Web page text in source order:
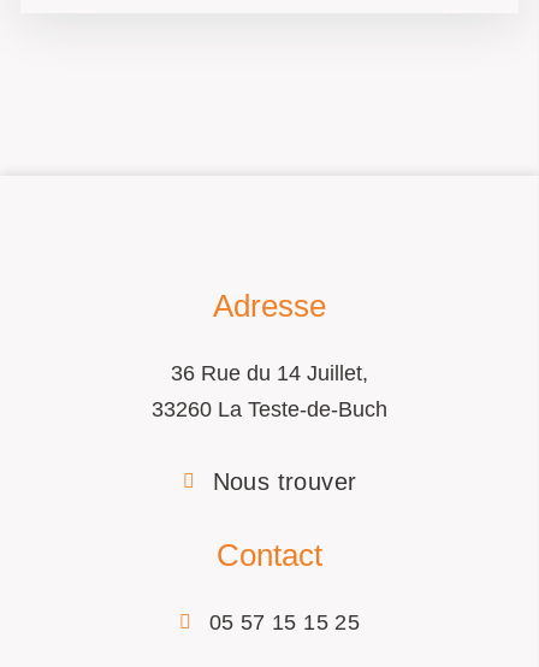
Adresse
36 Rue du 14 Juillet,
33260 La Teste-de-Buch
Nous trouver
Contact
05 57 15 15 25